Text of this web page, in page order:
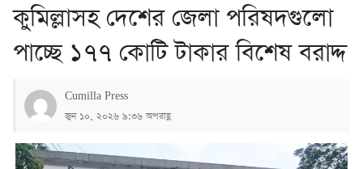
কুমিল্লাসহ দেশের জেলা পরিষদগুলো
পাচ্ছে ১৭৭ কোটি টাকার বিশেষ বরাদ্দ
Cumilla Press
জুন ১০, ২০২৬ ৯:৩৬ অপরাহ্ণ